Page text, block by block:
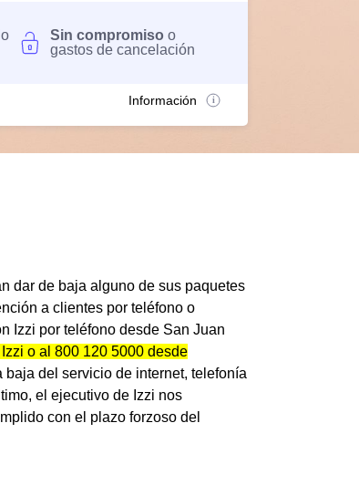
Sin compromiso o
gastos de cancelación
Información
dar de baja alguno de sus paquetes
a clientes por teléfono o
Izzi por teléfono desde San Juan
o al 800 120 5000 desde
del servicio de internet, telefonía
el ejecutivo de Izzi nos
con el plazo forzoso del